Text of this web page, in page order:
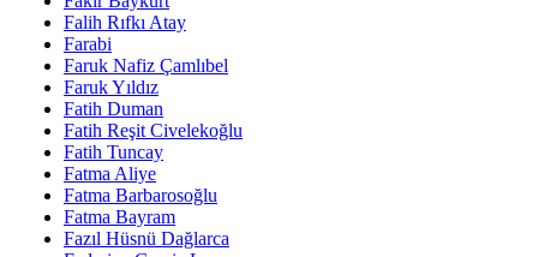
Falih Rıfkı Atay
Farabi
Faruk Nafiz Çamlıbel
Faruk Yıldız
Fatih Duman
Fatih Reşit Civelekoğlu
Fatih Tuncay
Fatma Aliye
Fatma Barbarosoğlu
Fatma Bayram
Fazıl Hüsnü Dağlarca